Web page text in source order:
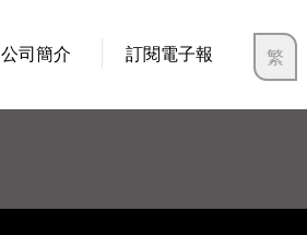
公司簡介 訂閱電子報 繁